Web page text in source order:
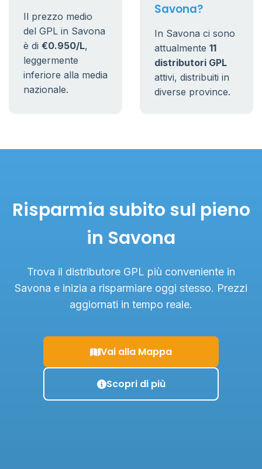
Il prezzo medio
del GPL in Savona
è di €0.950/L,
leggermente
inferiore alla media
nazionale.
Savona?
In Savona ci sono
attualmente 11
distributori GPL
attivi, distribuiti in
diverse province.
Risparmia subito sul pieno
in Savona
Trova il distributore GPL più conveniente in
Savona e inizia a risparmiare oggi stesso. Prezzi
aggiornati in tempo reale.
Vai alla Mappa
Scopri di più